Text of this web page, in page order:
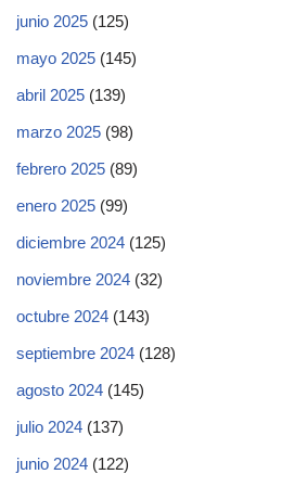
junio 2025 (125)
mayo 2025 (145)
abril 2025 (139)
marzo 2025 (98)
febrero 2025 (89)
enero 2025 (99)
diciembre 2024 (125)
noviembre 2024 (32)
octubre 2024 (143)
septiembre 2024 (128)
agosto 2024 (145)
julio 2024 (137)
junio 2024 (122)